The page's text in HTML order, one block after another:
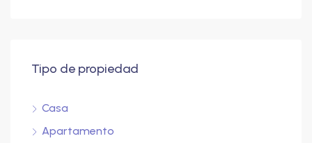
Tipo de propiedad
Casa
Apartamento